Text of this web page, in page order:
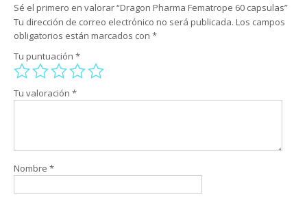
Sé el primero en valorar “Dragon Pharma Fematrope 60 capsulas”
Tu dirección de correo electrónico no será publicada. Los campos
obligatorios están marcados con *
Tu puntuación *
Tu valoración *
Nombre *